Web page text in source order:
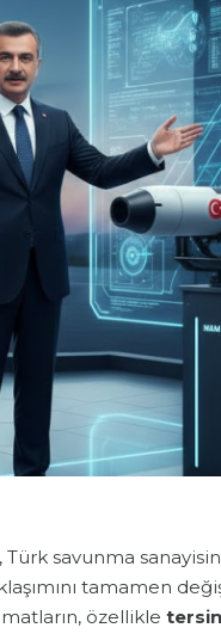
, Türk savunma
tamamen
özellikle